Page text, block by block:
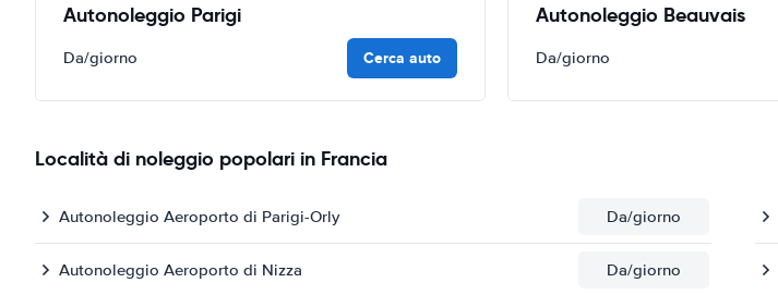
Autonoleggio Parigi
Da/giorno Cerca auto
Autonoleggio Beauvais
Da/giorno
Località di noleggio popolari in Francia
Autonoleggio Aeroporto di Parigi-Orly Da/giorno
Autonoleggio Aeroporto di Nizza Da/giorno